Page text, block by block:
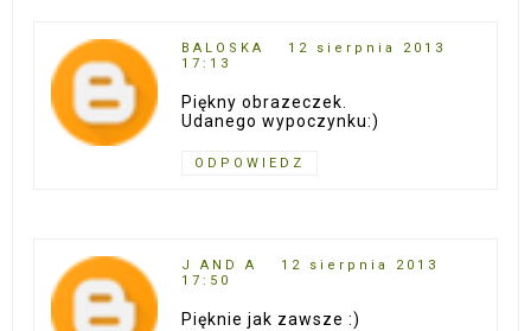
BALOSKA
12 sierpnia 2013
17:13
Piękny obrazeczek.
Udanego wypoczynku:)
ODPOWIEDZ
J AND A
12 sierpnia 2013
17:50
Pięknie jak zawsze :)